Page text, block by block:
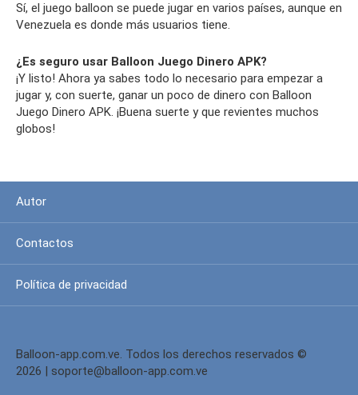
Sí, el juego balloon se puede jugar en varios países, aunque en
Venezuela es donde más usuarios tiene.
¿Es seguro usar Balloon Juego Dinero APK?
¡Y listo! Ahora ya sabes todo lo necesario para empezar a
jugar y, con suerte, ganar un poco de dinero con Balloon
Juego Dinero APK. ¡Buena suerte y que revientes muchos
globos!
Autor
Contactos
Política de privacidad
Balloon-app.com.ve. Todos los derechos reservados ©
2026 | soporte@balloon-app.com.ve